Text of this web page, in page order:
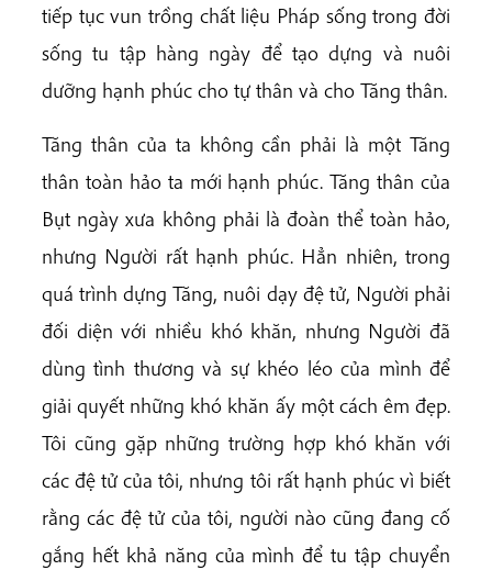
tiếp tục vun trồng chất liệu Pháp sống trong đời
sống tu tập hàng ngày để tạo dựng và nuôi
dưỡng hạnh phúc cho tự thân và cho Tăng thân.
Tăng thân của ta không cần phải là một Tăng
thân toàn hảo ta mới hạnh phúc. Tăng thân của
Bụt ngày xưa không phải là đoàn thể toàn hảo,
nhưng Người rất hạnh phúc. Hẳn nhiên, trong
quá trình dựng Tăng, nuôi dạy đệ tử, Người phải
đối diện với nhiều khó khăn, nhưng Người đã
dùng tình thương và sự khéo léo của mình để
giải quyết những khó khăn ấy một cách êm đẹp.
Tôi cũng gặp những trường hợp khó khăn với
các đệ tử của tôi, nhưng tôi rất hạnh phúc vì biết
rằng các đệ tử của tôi, người nào cũng đang cố
gắng hết khả năng của mình để tu tập chuyển